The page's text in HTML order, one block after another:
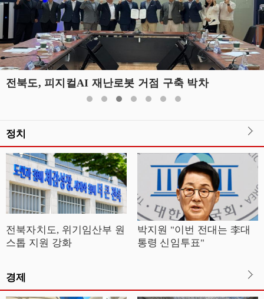
전북도, 피지컬AI 재난로봇 거점 구축 박차
정치
전북자치도, 위기임산부 원
스톱 지원 강화
박지원 "이번 전대는 李대
통령 신임투표"
경제